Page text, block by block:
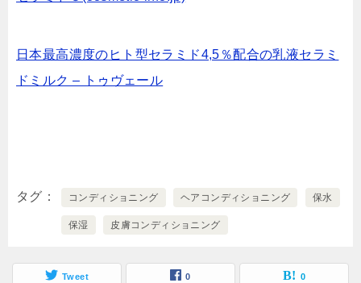
日本最高濃度のヒト型セラミド4,5％配合の乳液セラミ
ドミルク – トゥヴェール
タグ コンディショニング ヘアコンディショニング 保水
保湿 皮膚コンディショニング
Tweet 0 0